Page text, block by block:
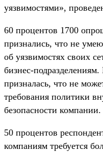
уязвимостями»,
60 процентов 1700
признались, что не
об уязвимостях своих
бизнес-
призналась, что не
требования политики
безопасности компании.
50 процентов
компаниям требуется